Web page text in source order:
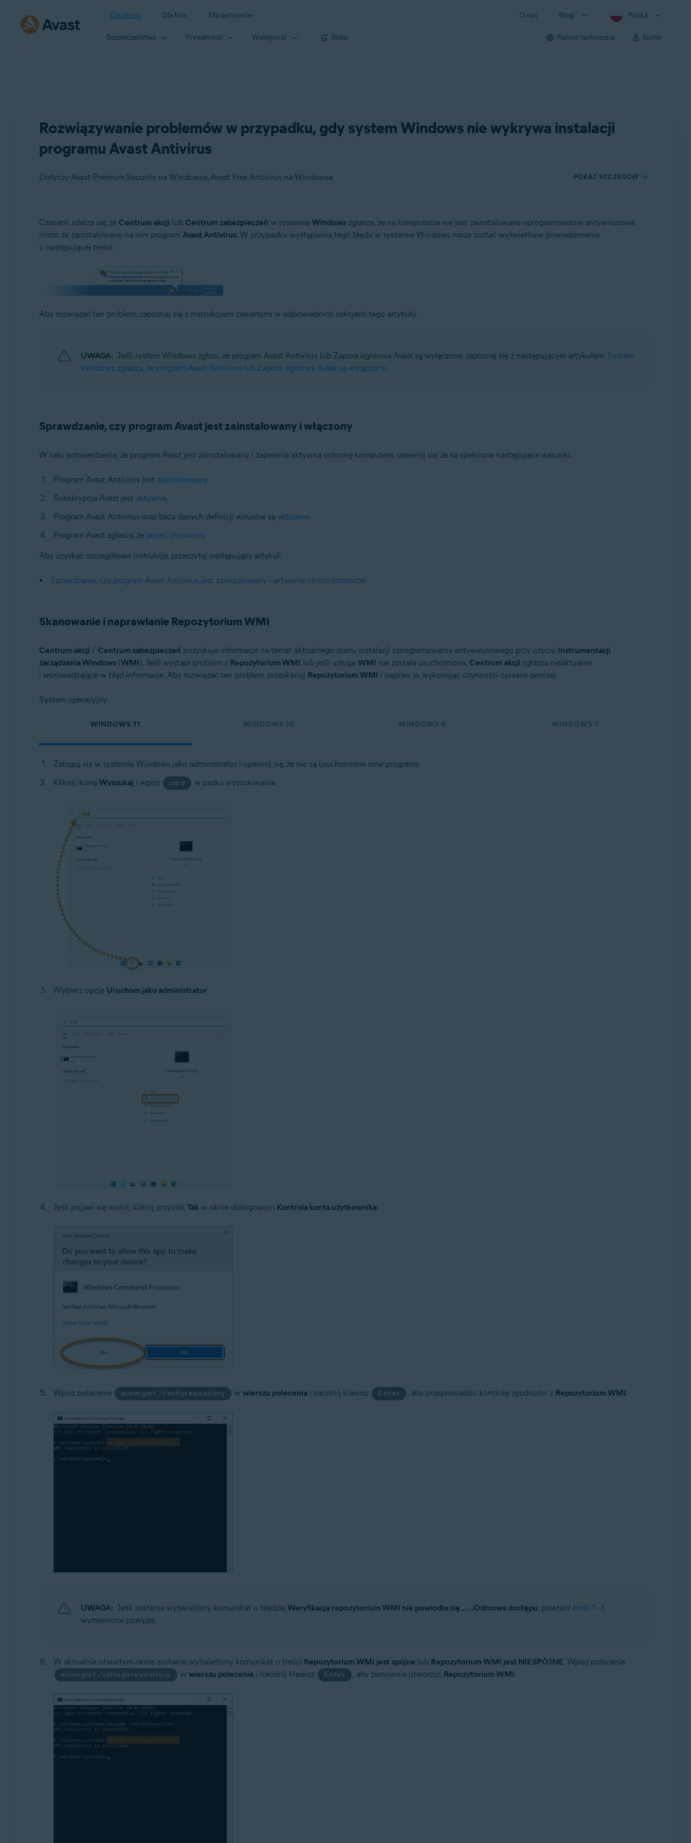
Dla domu Dla firm Dla partnerów O nas Blogi Polska
Bezpieczeństwo Prywatność Wydajność Sklep Pomoc techniczna Konto
Rozwiązywanie problemów w przypadku, gdy system Windows nie wykrywa instalacji
programu Avast Antivirus
Dotyczy Avast Premium Security na Windowsa, Avast Free Antivirus na Windowsa POKAŻ SZCZEGÓŁY
Produkty:
Avast Premium Security 22.x na Windowsa
Avast Free Antivirus 22.x na Windowsa
Systemy operacyjne:
Microsoft Windows 11 Home / Pro / Enterprise / Education
Microsoft Windows 8.1 / Pro / Enterprise — wersja 32-/64-bitowa
Czasami zdarza się, że Centrum akcji lub Centrum zabezpieczeń w systemie Windowszgłasza, że na komputerze nie jest zainstalowane oprogramowanie antywirusowe,
mimo że zainstalowano na nim program Avast Antivirus. W przypadku wystąpienia tego błędu w systemie Windows może zostać wyświetlone powiadomienie
o następującej treści:
Aby rozwiązać ten problem, zapoznaj się z instrukcjami zawartymi w odpowiednich sekcjach tego artykułu.
UWAGA: Jeśli system Windows zgłosi, że program Avast Antivirus lub Zapora ogniowa Avast są wyłączone, zapoznaj się z następującym artykułem: System
Windows zgłasza, że program Avast Antivirus lub Zapora ogniowa Avast są wyłączone.
Sprawdzanie, czy program Avast jest zainstalowany i włączony
W celu potwierdzenia, że program Avast jest zainstalowany i zapewnia aktywną ochronę komputera, upewnij się, że są spełnione następujące warunki:
Program Avast Antivirus jest zainstalowany.
Subskrypcja Avast jest aktywna.
Program Avast Antivirus oraz baza danych definicji wirusów są aktualne.
Program Avast zgłasza, że jesteś chroniony.
Aby uzyskać szczegółowe instrukcje, przeczytaj następujący artykuł:
Sprawdzanie, czy program Avast Antivirus jest zainstalowany i aktywnie chroni komputer
Skanowanie i naprawianie Repozytorium WMI
Centrum akcji / Centrum zabezpieczeń pozyskuje informacje na temat aktualnego stanu instalacji oprogramowania antywirusowego przy użyciu Instrumentacji
zarządzania Windows(WMI). Jeśli wystąpi problem z Repozytorium WMI lub jeśli usługa WMI nie została uruchomiona, Centrum akcji zgłasza nieaktualne
i wprowadzające w błąd informacje. Aby rozwiązać ten problem, przeskanuj Repozytorium WMI i napraw je, wykonując czynności opisane poniżej.
System operacyjny:
WINDOWS 11 WINDOWS 10 WINDOWS 8 WINDOWS 7
Zaloguj się w systemie Windows jako administrator i upewnij się, że nie są uruchomione inne programy.
Kliknij ikonę Wyszukaj i wpisz cmd w pasku wyszukiwania.
Wybierz opcję Uruchom jako administrator.
Jeśli pojawi się monit, kliknij przycisk Takw oknie dialogowym Kontrola konta użytkownika.
Wpisz polecenie winmgmt /verifyrepository wwierszu polecenia i naciśnij klawisz Enter , aby przeprowadzić kontrolę zgodności z Repozytorium WMI.
UWAGA: Jeśli zostanie wyświetlony komunikat o błędzie Weryfikacja repozytorium WMI nie powiodła się… …Odmowa dostępu, powtórz kroki 1–3
wymienione powyżej.
W aktualnie otwartym oknie zostanie wyświetlony komunikat o treści Repozytorium WMI jest spójne lub Repozytorium WMI jest NIESPÓJNE. Wpisz polecenie
winmgmt /salvagerepository w wierszu poleceniai naciśnij klawisz Enter , aby ponownie utworzyć Repozytorium WMI.